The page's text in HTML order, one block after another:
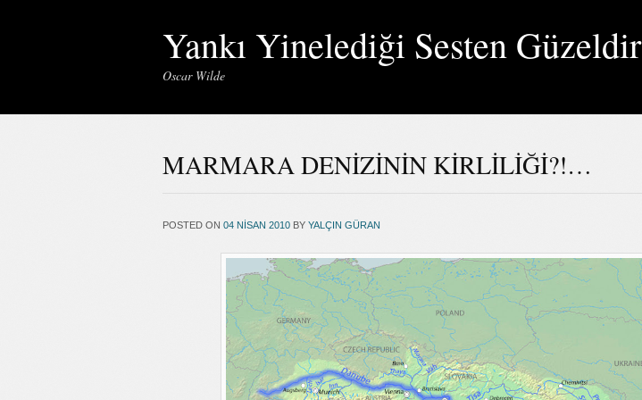
Yankı Yinelediği Sesten Güzeldir
Oscar Wilde
MARMARA DENİZİNİN KİRLİLİĞİ?!…
POSTED ON 04 NISAN 2010 BY YALÇIN GÜRAN